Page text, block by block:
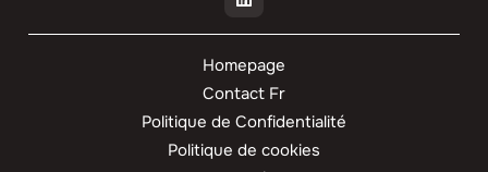
Homepage
Contact Fr
Politique de Confidentialité
Politique de cookies